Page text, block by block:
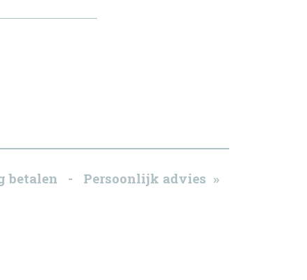
betalen - Persoonlijk advies »